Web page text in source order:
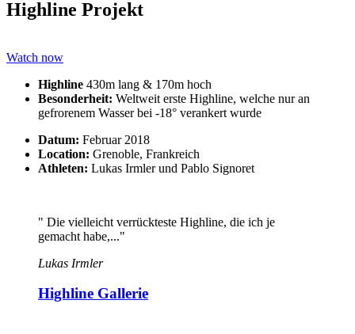
Highline Projekt
Watch now
Highline 430m lang & 170m hoch
Besonderheit: Weltweit erste Highline, welche nur an
gefrorenem Wasser bei -18° verankert wurde
Datum: Februar 2018
Location: Grenoble, Frankreich
Athleten: Lukas Irmler und Pablo Signoret
" Die vielleicht verrückteste Highline, die ich je
gemacht habe,..."
Lukas Irmler
Highline Gallerie